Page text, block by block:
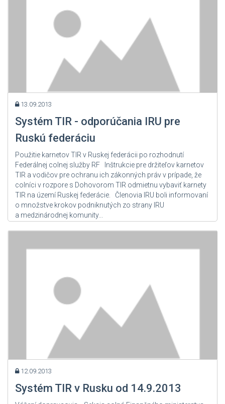
13.09.2013
Systém TIR - odporúčania IRU pre
Ruskú federáciu
Použitie karnetov TIR v Ruskej federácii po rozhodnutí
Federálnej colnej služby RF Inštrukcie pre držiteľov karnetov
TIR a vodičov pre ochranu ich zákonných práv v prípade, že
colníci v rozpore s Dohovorom TIR odmietnu vybaviť karnety
TIR na území Ruskej federácie. Členovia IRU boli informovaní
o množstve krokov podniknutých zo strany IRU
a medzinárodnej komunity...
Zdroj: User Admin
12.09.2013
Systém TIR v Rusku od 14.9.2013